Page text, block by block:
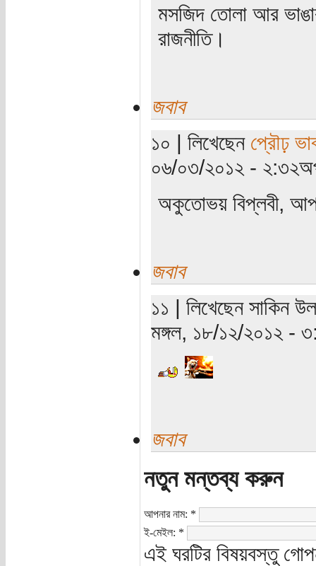
মসজিদ তোলা আর
রাজনীতি।
জবাব
১০ | লিখেছেন প্রৌঢ়
০৬/০৩/২০১২ -
অকুতোভয় বিপ্লবী,
জবাব
১১ | লিখেছেন সাকিন
মঙ্গল, ১৮/১২/২০১২ -
জবাব
নতুন মন্তব্য করুন
আপনার নাম: *
ই-মেইল: *
এই ঘরটির বিষয়বস্তু